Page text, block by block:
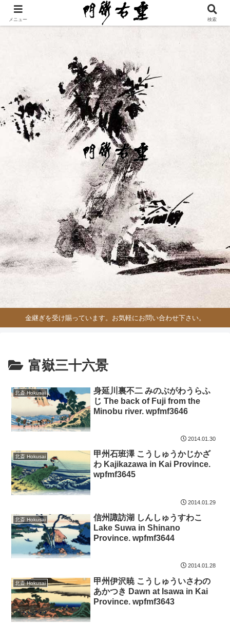
金継ぎを受け賜っています。お気軽にお問い合わせ下さい。
富嶽三十六景
北斎 Hokusai
身延川裏不二 みのぶがわうらふ
じ The back of Fuji from the
Minobu river. wpfmf3646
2014.01.30
北斎 Hokusai
甲州石班澤 こうしゅうかじかざ
わ Kajikazawa in Kai Province.
wpfmf3645
2014.01.29
北斎 Hokusai
信州諏訪湖 しんしゅうすわこ
Lake Suwa in Shinano
Province. wpfmf3644
2014.01.28
北斎 Hokusai
甲州伊沢暁 こうしゅういさわの
あかつき Dawn at Isawa in Kai
Province. wpfmf3643
メニュー 検索